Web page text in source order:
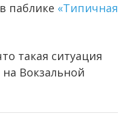
паблике «Типичная
такая ситуация
Вокзальной